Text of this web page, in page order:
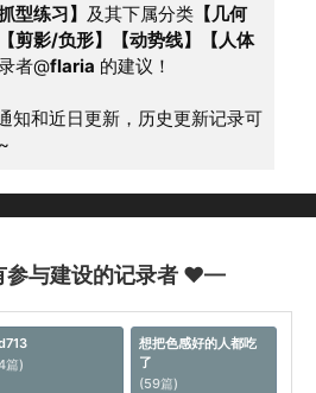
抓型练习】 及其下属分类 【几何
剪影/负形】【动势线】【人体
者@flaria 的建议！
知和近日更新，历史更新记录可
与建设的记录者 ♥—
篇)
想把色感好的人都吃
了
(59篇)